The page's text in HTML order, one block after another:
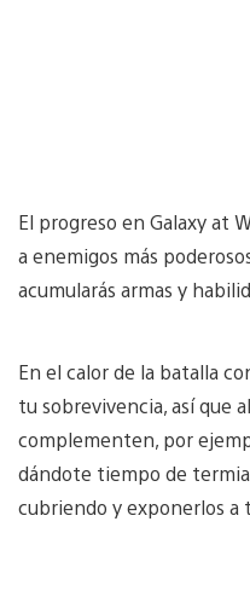
El progreso en Galaxy at
a enemigos más
acumularás armas y
En el calor de la batalla
tu sobrevivencia, así que
complementen, por
dándote tiempo de
cubriendo y exponerlos a